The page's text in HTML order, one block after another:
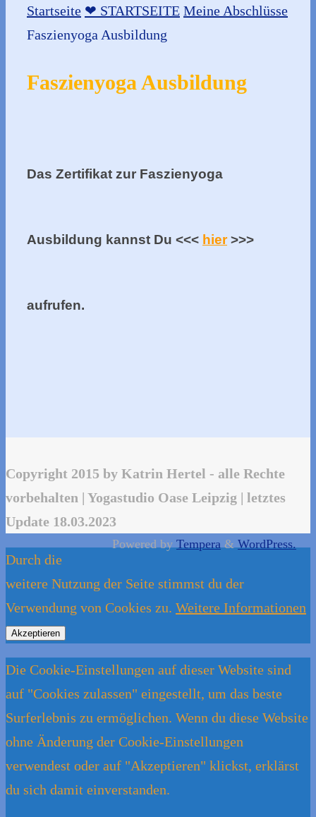
Startseite ❤ STARTSEITE Meine Abschlüsse
Faszienyoga Ausbildung
Faszienyoga Ausbildung
Das Zertifikat zur Faszienyoga
Ausbildung kannst Du <<< hier>>>
aufrufen.
Copyright 2015 by Katrin Hertel - alle Rechte
vorbehalten | Yogastudio Oase Leipzig | letztes
Update 18.03.2023
Powered byTempera&WordPress.
Durch die
weitere Nutzung der Seite stimmst du der
Verwendung von Cookies zu. Weitere Informationen
Akzeptieren
Die Cookie-Einstellungen auf dieser Website sind
auf "Cookies zulassen" eingestellt, um das beste
Surferlebnis zu ermöglichen. Wenn du diese Website
ohne Änderung der Cookie-Einstellungen
verwendest oder auf "Akzeptieren" klickst, erklärst
du sich damit einverstanden.